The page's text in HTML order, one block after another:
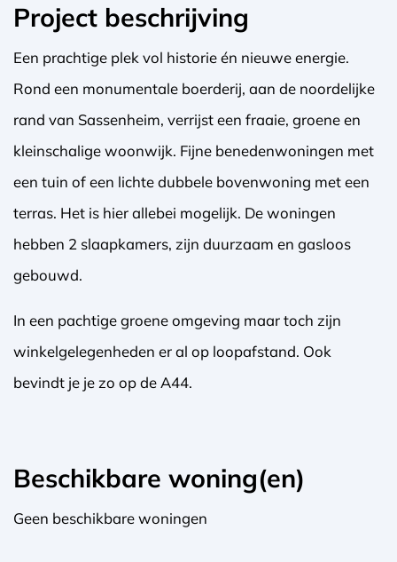
Project beschrijving
Een prachtige plek vol historie én nieuwe energie.
Rond een monumentale boerderij, aan de noordelijke
rand van Sassenheim, verrijst een fraaie, groene en
kleinschalige woonwijk. Fijne benedenwoningen met
een tuin of een lichte dubbele bovenwoning met een
terras. Het is hier allebei mogelijk. De woningen
hebben 2 slaapkamers, zijn duurzaam en gasloos
gebouwd.
In een pachtige groene omgeving maar toch zijn
winkelgelegenheden er al op loopafstand. Ook
bevindt je je zo op de A44.
Beschikbare woning(en)
Geen beschikbare woningen